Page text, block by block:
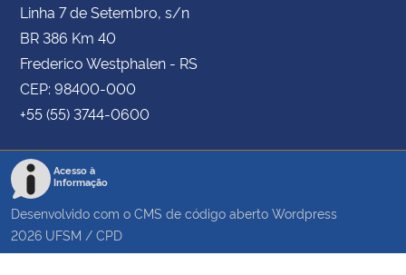
Linha 7 de Setembro, s/n
BR 386 Km 40
Frederico Westphalen - RS
CEP: 98400-000
+55 (55) 3744-0600
Acesso à
Informação
Desenvolvido com o CMS de código aberto Wordpress
2026 UFSM / CPD